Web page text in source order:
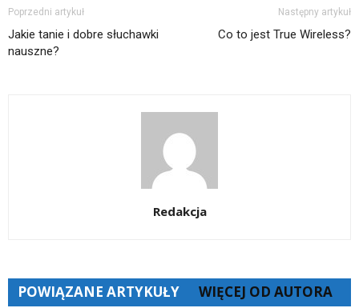
Poprzedni artykuł
Jakie tanie i dobre słuchawki
nauszne?
Następny artykuł
Co to jest True Wireless?
Redakcja
POWIĄZANE ARTYKUŁY WIĘCEJ OD AUTORA